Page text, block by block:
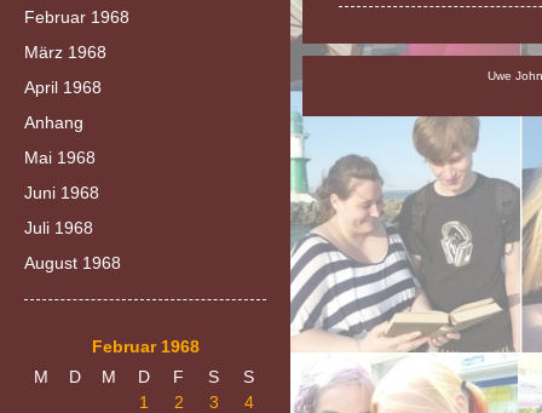
Februar 1968
März 1968
April 1968
Anhang
Mai 1968
Juni 1968
Juli 1968
August 1968
Februar 1968
M
D M D F S
S
1
2 3
4
Uwe